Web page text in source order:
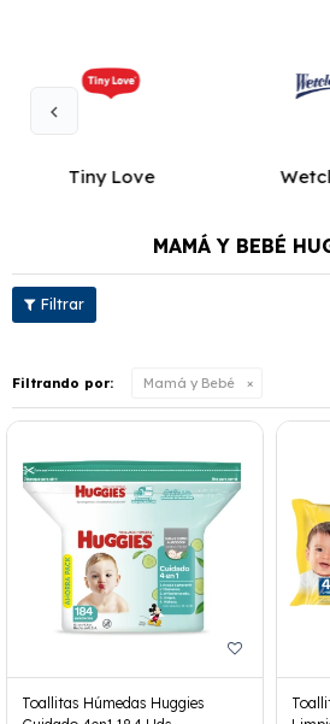
Tiny Love
MAMÁ Y BEBÉ
Filtrando por: Mamá y Bebé
Toallitas Húmedas Huggies